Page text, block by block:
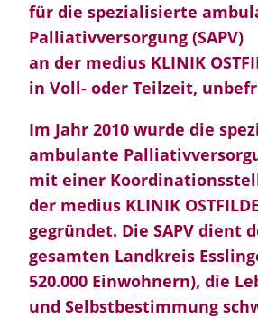
für die spezialisierte
Palliativversorgung (SAPV)
an der medius KLINIK
in Voll- oder Teilzeit,
Im Jahr 2010 wurde die
ambulante
mit einer
der medius KLINIK
gegründet. Die SAPV dient
gesamten Landkreis
520.000 Einwohnern), die
und Selbstbestimmung